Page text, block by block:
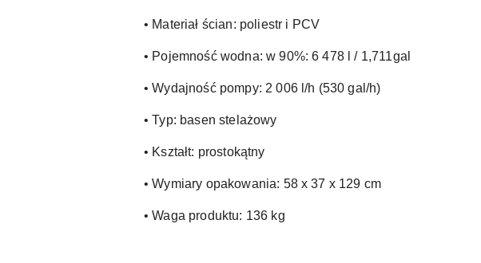
• Materiał ścian: poliestr i PCV
• Pojemność wodna: w 90%: 6 478 l / 1,711gal
• Wydajność pompy: 2 006 l/h (530 gal/h)
• Typ: basen stelażowy
• Kształt: prostokątny
• Wymiary opakowania: 58 x 37 x 129 cm
• Waga produktu: 136 kg